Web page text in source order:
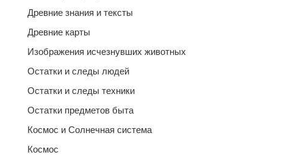
Древние знания и тексты
Древние карты
Изображения исчезнувших животных
Остатки и следы людей
Остатки и следы техники
Остатки предметов быта
Космос и Солнечная система
Космос